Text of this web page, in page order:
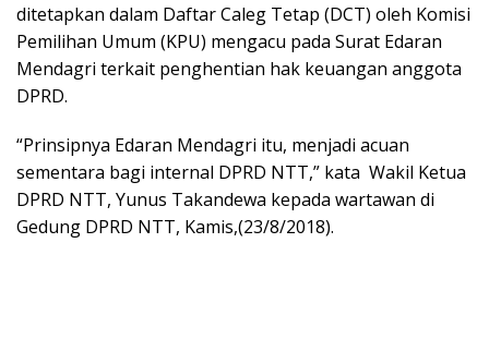
ditetapkan dalam Daftar Caleg Tetap (DCT) oleh Komisi
Pemilihan Umum (KPU) mengacu pada Surat Edaran
Mendagri terkait penghentian hak keuangan anggota
DPRD.
“Prinsipnya Edaran Mendagri itu, menjadi acuan
sementara bagi internal DPRD NTT,” kata Wakil Ketua
DPRD NTT, Yunus Takandewa kepada wartawan di
Gedung DPRD NTT, Kamis,(23/8/2018).